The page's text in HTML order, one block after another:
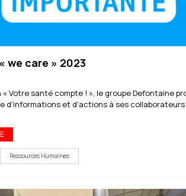
we care » 2023
« Votre santé compte ! », le groupe Defontaine
d'informations et d'actions à ses
Ressources Humaines